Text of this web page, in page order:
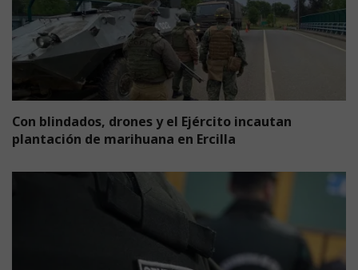
Con blindados, drones y el Ejército incautan
plantación de marihuana en Ercilla